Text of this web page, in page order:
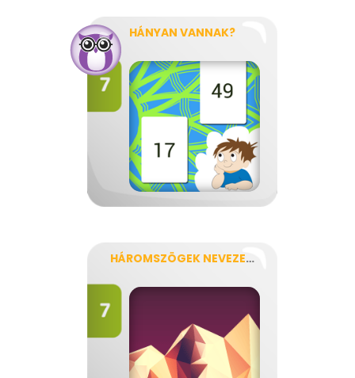
HÁNYAN VANNAK?
HÁROMSZÖGEK NEVEZETES PONTJAI, VONALAI